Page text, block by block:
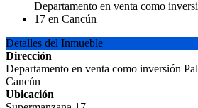
Detalles del Inmueble
Dirección
Departamento en venta como inversión
Cancún
Ubicación